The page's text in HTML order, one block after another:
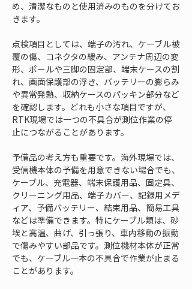
め、清潔なものと使用済みのものを分けてお
きます。
点検項目としては、端子の汚れ、ケーブル被
覆の傷、コネクタの緩み、アンテナ周辺の変
形、ポールや三脚の固定部、端末ケースの割
れ、画面保護部の浮き、バッテリーの膨らみ
や異常発熱、収納ケースのパッキン部分など
を確認します。どれも小さな項目ですが、
RTK現場では一つの不具合が測位作業の停
止につながることがあります。
予備品の考え方も重要です。海外現場では、
受信機本体の予備を用意できない場合でも、
ケーブル、充電器、端末保護用品、固定具、
クリーニング用品、端子カバー、記録用メデ
ィア、予備バッテリー、結束用品、簡易工具
などは準備できます。特にケーブル類は、砂
埃と高温、曲げ、引っ張り、車内移動の振動
で傷みやすい部品です。測位機材本体が正常
でも、ケーブル一本の不具合で作業が止まる
ことがあります。